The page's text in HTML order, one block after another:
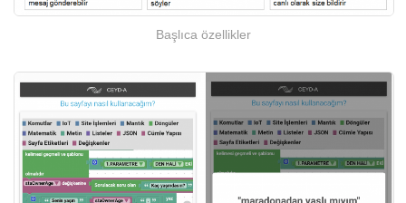
Başlıca özellikler